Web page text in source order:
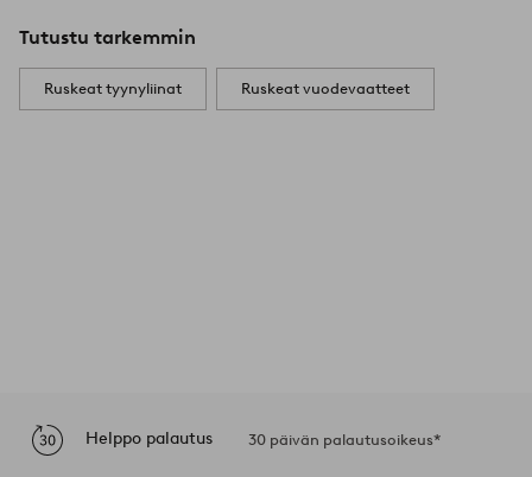
Tutustu tarkemmin
Ruskeat tyynyliinat Ruskeat vuodevaatteet
Helppo palautus 30 päivän palautusoikeus*